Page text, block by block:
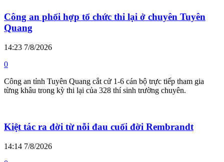
Công an phối hợp tổ chức thi lại ở chuyên Tuyên
Quang
14:23 7/8/2026
0
Công an tỉnh Tuyên Quang cắt cử 1-6 cán bộ trực tiếp tham gia
từng khâu trong kỳ thi lại của 328 thí sinh trường chuyên.
Kiệt tác ra đời từ nỗi đau cuối đời Rembrandt
14:14 7/8/2026